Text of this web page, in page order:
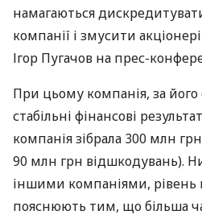
намагаються
компанії і змусити
Ігор Пугачов на прес-
При цьому компанія, за його
стабільні фінансові
компанія зібрала 300 млн
90 млн грн відшкодувань).
іншими компаніями, рівень
пояснюють тим, що більша